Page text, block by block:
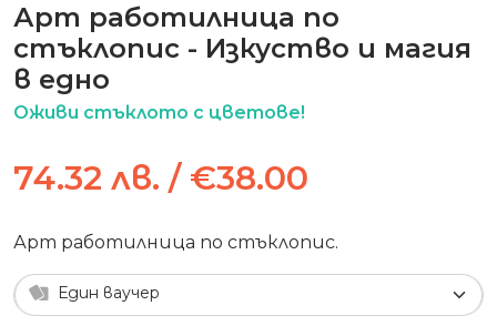
Арт работилница по
стъклопис - Изкуство и магия
в едно
Оживи стъклото с цветове!
74.32 лв. / €38.00
Арт работилница по стъклопис.
Един ваучер